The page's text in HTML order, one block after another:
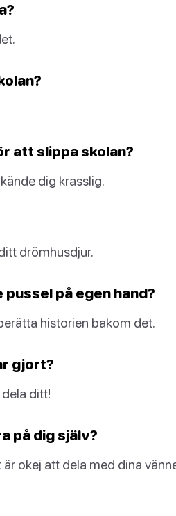
att slippa skolan?
dig krasslig.
drömhusdjur.
på egen hand?
historien bakom det.
gjort?
ditt!
på dig själv?
okej att dela med dina